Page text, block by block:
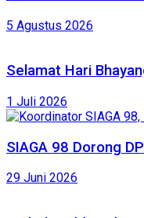
5 Agustus 2026
Selamat Hari
1 Juli 2026
SIAGA 98 Dorong
29 Juni 2026